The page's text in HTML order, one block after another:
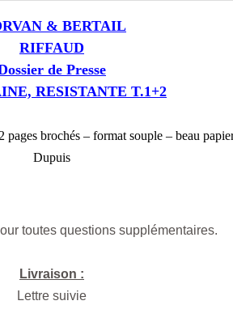
& BERTAIL
RIFFAUD
de Presse
RESISTANTE T.1+2
brochés – format souple – beau
Dupuis
toutes questions supplémentaires.
Livraison :
Lettre suivie